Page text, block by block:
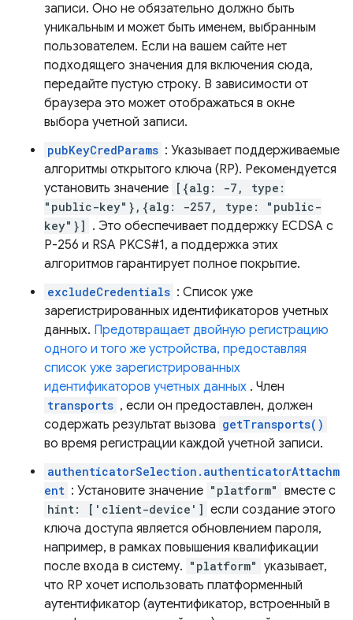
записи. Оно не обязательно должно быть
уникальным и может быть именем, выбранным
пользователем. Если на вашем сайте нет
подходящего значения для включения сюда,
передайте пустую строку. В зависимости от
браузера это может отображаться в окне
выбора учетной записи.
pubKeyCredParams : Указывает поддерживаемые
алгоритмы открытого ключа (RP). Рекомендуется
установить значение [{alg: -7, type:
"public-key"},{alg: -257, type: "public-
key"}] . Это обеспечивает поддержку ECDSA с
P-256 и RSA PKCS#1, а поддержка этих
алгоритмов гарантирует полное покрытие.
excludeCredentials : Список уже
зарегистрированных идентификаторов учетных
данных. Предотвращает двойную регистрацию
одного и того же устройства, предоставляя
список уже зарегистрированных
идентификаторов учетных данных . Член
transports , если он предоставлен, должен
содержать результат вызова getTransports()
во время регистрации каждой учетной записи.
authenticatorSelection.authenticatorAttachm
ent : Установите значение "platform" вместе с
hint: ['client-device'] если создание этого
ключа доступа является обновлением пароля,
например, в рамках повышения квалификации
после входа в систему. "platform" указывает,
что RP хочет использовать платформенный
аутентификатор (аутентификатор, встроенный в